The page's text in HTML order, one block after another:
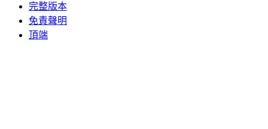
完整版本
免責聲明
頂端